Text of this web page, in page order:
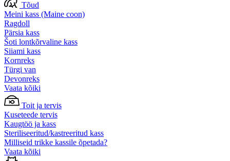
Tõud
Meini kass (Maine coon)
Ragdoll
Pärsia kass
Šoti lontkõrvaline kass
Siiami kass
Kornreks
Türgi van
Devonreks
Vaata kõiki
Toit ja tervis
Kuseteede tervis
Kaugtöö ja kass
Steriliseeritud/kastreeritud kass
Milliseid trikke kassile õpetada?
Vaata kõiki